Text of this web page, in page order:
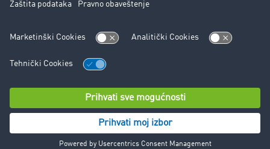
Podrška
© TIMOCOM GmbH 2024. Sva prava zadržana